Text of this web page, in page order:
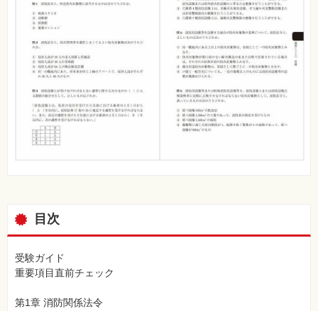
目次
受験ガイド
重要項目直前チェック
第1章 消防関係法令